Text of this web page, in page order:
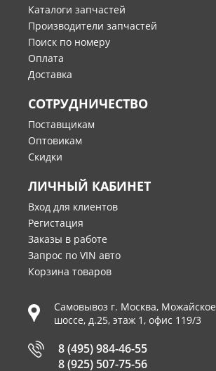
Каталоги запчастей
Производители запчастей
Поиск по номеру
Оплата
Доставка
СОТРУДНИЧЕСТВО
Поставщикам
Оптовикам
Скидки
ЛИЧНЫЙ КАБИНЕТ
Вход для клиентов
Регистация
Заказы в работе
Запрос по VIN авто
Корзина товаров
Самовывоз г. Москва, Можайское
шоссе, д.25, этаж 1, офис 119/3
8 (495) 984-46-55
8 (925) 507-75-56